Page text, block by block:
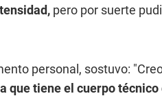
pero por suerte
personal, sostuvo:
que tiene el cuerpo